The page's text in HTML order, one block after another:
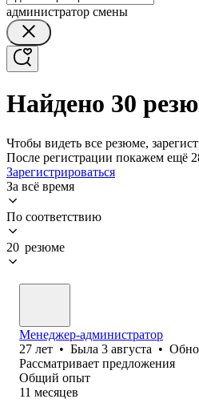
администратор смены
Найдено 30
Чтобы видеть все резюме,
После регистрации покажем ещё
Зарегистрироваться
За всё время
По соответствию
20 резюме
Менеджер-администратор
27 лет • Была 3 августа •
Рассматривает предложения
Общий опыт
11 месяцев